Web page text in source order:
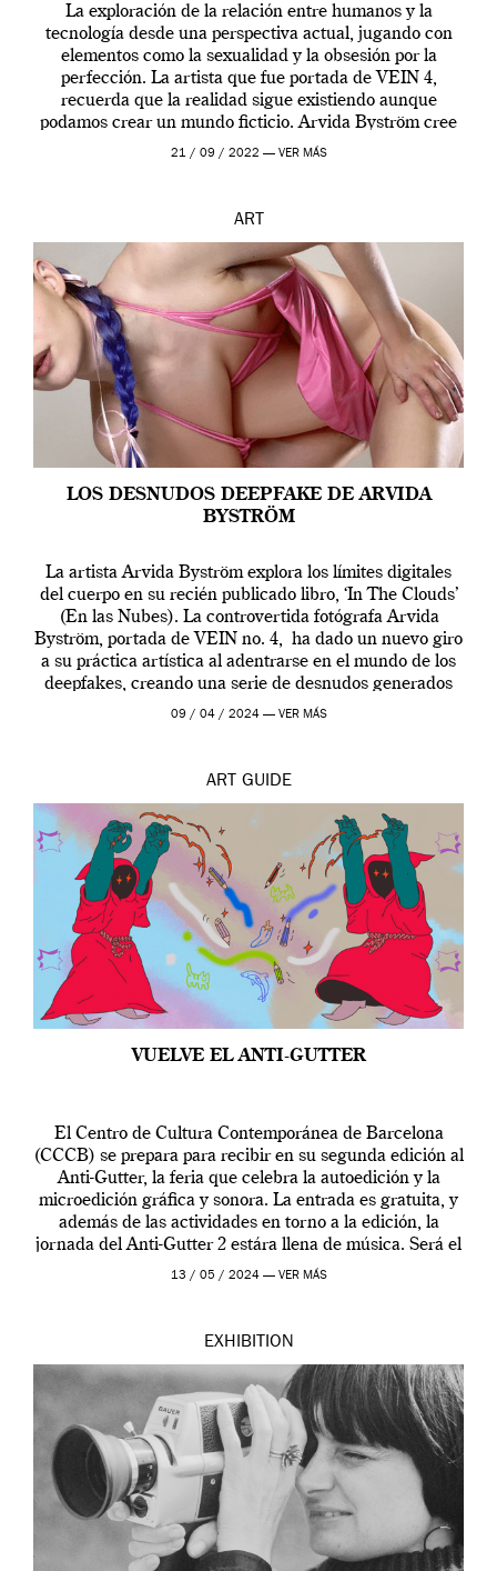
La exploración de la relación entre humanos y la
tecnología desde una perspectiva actual, jugando con
elementos como la sexualidad y la obsesión por la
perfección. La artista que fue portada de VEIN 4,
recuerda que la realidad sigue existiendo aunque
podamos crear un mundo ficticio. Arvida Byström cree
que los humanos tienen un complejo […]
21 / 09 / 2022 — VER MÁS
ART
LOS DESNUDOS DEEPFAKE DE ARVIDA
BYSTRÖM
La artista Arvida Byström explora los límites digitales
del cuerpo en su recién publicado libro, ‘In The Clouds’
(En las Nubes). La controvertida fotógrafa Arvida
Byström, portada de VEIN no. 4, ha dado un nuevo giro
a su práctica artística al adentrarse en el mundo de los
deepfakes, creando una serie de desnudos generados
por […]
09 / 04 / 2024 — VER MÁS
ART GUIDE
VUELVE EL ANTI-GUTTER
El Centro de Cultura Contemporánea de Barcelona
(CCCB) se prepara para recibir en su segunda edición al
Anti-Gutter, la feria que celebra la autoedición y la
microedición gráfica y sonora. La entrada es gratuita, y
además de las actividades en torno a la edición, la
jornada del Anti-Gutter 2 estára llena de música. Será el
[…]
13 / 05 / 2024 — VER MÁS
EXHIBITION